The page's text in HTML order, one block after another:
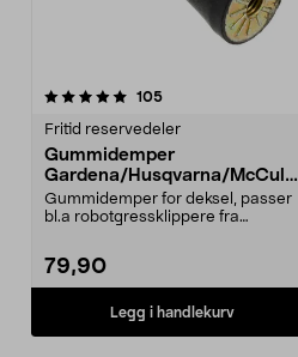
105anmeldelser
Fritid reservedeler
Gummidemper
Gardena/Husqvarna/McCullo
ch/Flymo
Gummidemper for deksel, passer
bl.a robotgressklippere fra
79,90
Legg i handlekurv
5.0 av 5 stjerner